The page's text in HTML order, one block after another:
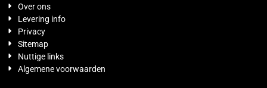
Over ons
Levering info
Privacy
Sitemap
Nuttige links
Algemene voorwaarden